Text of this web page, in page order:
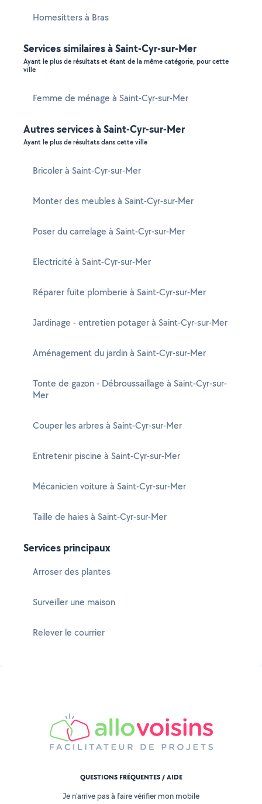
Homesitters à Bras
Services similaires à Saint-Cyr-sur-Mer
Ayant le plus de résultats et étant de la même catégorie, pour cette
ville
Femme de ménage à Saint-Cyr-sur-Mer
Autres services à Saint-Cyr-sur-Mer
Ayant le plus de résultats dans cette ville
Bricoler à Saint-Cyr-sur-Mer
Monter des meubles à Saint-Cyr-sur-Mer
Poser du carrelage à Saint-Cyr-sur-Mer
Electricité à Saint-Cyr-sur-Mer
Réparer fuite plomberie à Saint-Cyr-sur-Mer
Jardinage - entretien potager à Saint-Cyr-sur-Mer
Aménagement du jardin à Saint-Cyr-sur-Mer
Tonte de gazon - Débroussaillage à Saint-Cyr-sur-
Mer
Couper les arbres à Saint-Cyr-sur-Mer
Entretenir piscine à Saint-Cyr-sur-Mer
Mécanicien voiture à Saint-Cyr-sur-Mer
Taille de haies à Saint-Cyr-sur-Mer
Services principaux
Arroser des plantes
Surveiller une maison
Relever le courrier
QUESTIONS FRÉQUENTES / AIDE
Je n'arrive pas à faire vérifier mon mobile